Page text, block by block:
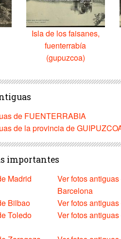
Isla de los faisanes,
fuenterrabía
(gupuzcoa)
de FUENTERRABIA
de la provincia de
importantes
Madrid
Ver fotos
Barcelona
Bilbao Ver fotos
Toledo
Ver fotos